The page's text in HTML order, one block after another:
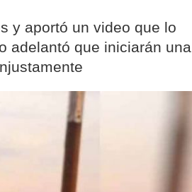
y aportó un video que lo
adelantó que iniciarán una